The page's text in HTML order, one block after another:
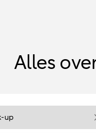
Alles
up